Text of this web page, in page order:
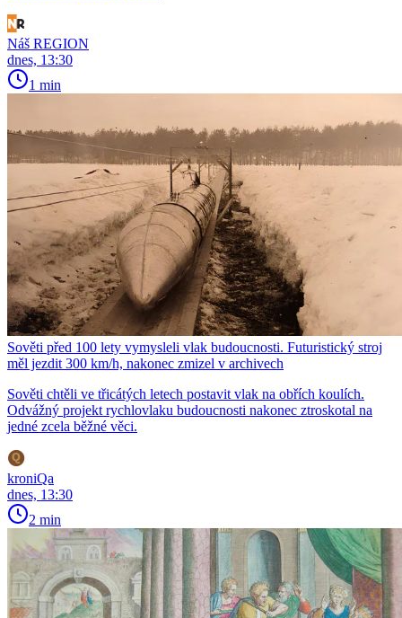
Náš REGION
dnes, 13:30
1 min
Sověti před 100 lety vymysleli vlak budoucnosti. Futuristický stroj
měl jezdit 300 km/h, nakonec zmizel v archivech
Sověti chtěli ve třicátých letech postavit vlak na obřích koulích.
Odvážný projekt rychlovlaku budoucnosti nakonec ztroskotal na
jedné zcela běžné věci.
kroniQa
dnes, 13:30
2 min